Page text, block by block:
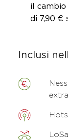
il
di 7,90 €
Inclusi
extra